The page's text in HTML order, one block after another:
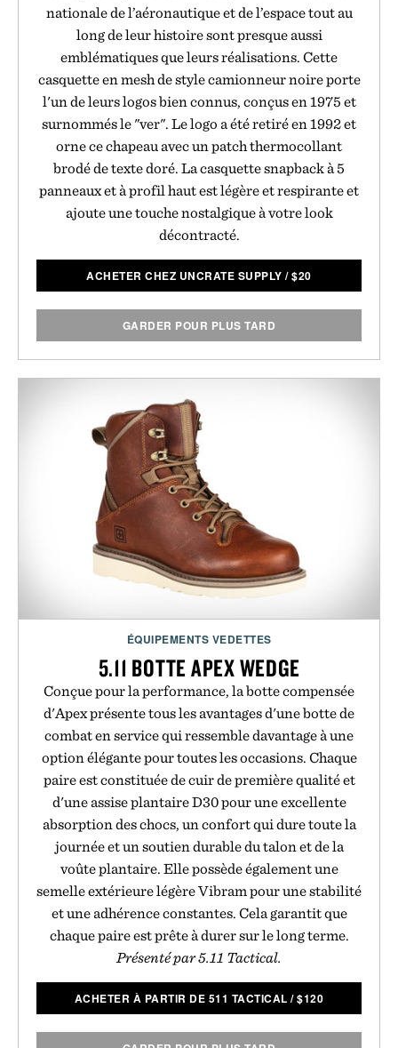
nationale de l’aéronautique et de l’espace tout au
long de leur histoire sont presque aussi
emblématiques que leurs réalisations. Cette
casquette en mesh de style camionneur noire porte
l'un de leurs logos bien connus, conçus en 1975 et
surnommés le "ver". Le logo a été retiré en 1992 et
orne ce chapeau avec un patch thermocollant
brodé de texte doré. La casquette snapback à 5
panneaux et à profil haut est légère et respirante et
ajoute une touche nostalgique à votre look
décontracté.
ACHETER CHEZ UNCRATE SUPPLY /$20
GARDER POUR PLUS TARD
ÉQUIPEMENTS VEDETTES
5.11 BOTTE APEX WEDGE
Conçue pour la performance, la botte compensée
d'Apex présente tous les avantages d'une botte de
combat en service qui ressemble davantage à une
option élégante pour toutes les occasions. Chaque
paire est constituée de cuir de première qualité et
d'une assise plantaire D30 pour une excellente
absorption des chocs, un confort qui dure toute la
journée et un soutien durable du talon et de la
voûte plantaire. Elle possède également une
semelle extérieure légère Vibram pour une stabilité
et une adhérence constantes. Cela garantit que
chaque paire est prête à durer sur le long terme.
Présenté par 5.11 Tactical.
ACHETER À PARTIR DE 511 TACTICAL /$120